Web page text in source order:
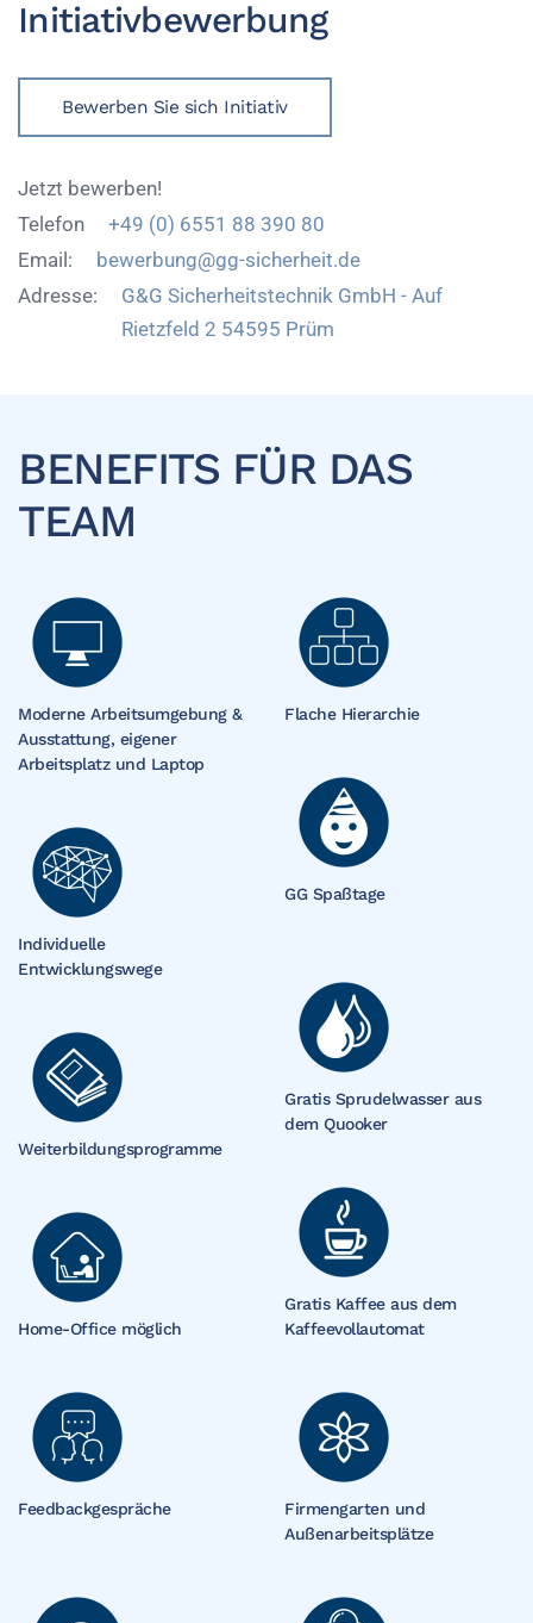
Initiativbewerbung
Bewerben Sie sich Initiativ
Jetzt bewerben!
Telefon
+49 (0) 6551 88 390 80
Email:
bewerbung@gg-sicherheit.de
Adresse:
G&G Sicherheitstechnik GmbH - Auf
Rietzfeld 2 54595 Prüm
BENEFITS FÜR DAS
TEAM
Moderne Arbeitsumgebung &
Ausstattung, eigener
Arbeitsplatz und Laptop
Flache Hierarchie
Individuelle
Entwicklungswege
GG Spaßtage
Weiterbildungsprogramme
Gratis Sprudelwasser aus
dem Quooker
Home-Office möglich
Gratis Kaffee aus dem
Kaffeevollautomat
Feedbackgespräche
Firmengarten und
Außenarbeitsplätze